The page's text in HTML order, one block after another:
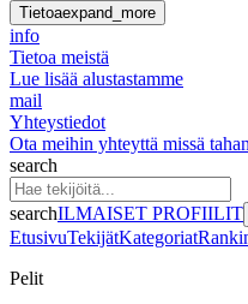
Tietoaexpand_more
info
Tietoa meistä
Lue lisää alustastamme
mail
Yhteystiedot
Ota meihin yhteyttä missä
search
searchILMAISET PROFIILIT
EtusivuTekijätKategoriat
Pelit